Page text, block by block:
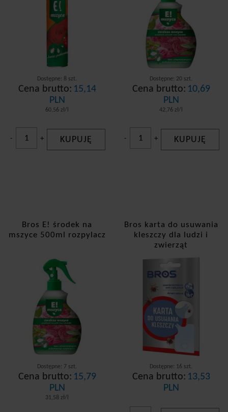
Dostępne: 8 szt.
Cena brutto: 15,14
PLN
60,56 zł/l
- + KUPUJĘ
Dostępne: 20 szt.
Cena brutto: 10,69
PLN
42,76 zł/l
- + KUPUJĘ
Bros E! środek na
mszyce 500ml rozpylacz
Dostępne: 7 szt.
Cena brutto: 15,79
PLN
31,58 zł/l
Bros karta do usuwania
kleszczy dla ludzi i
zwierząt
Dostępne: 16 szt.
Cena brutto: 13,53
PLN